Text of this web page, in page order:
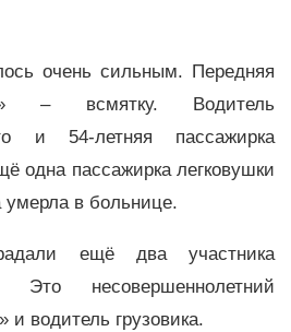
очень сильным. Передняя
– всмятку. Водитель
и 54-летняя пассажирка
одна пассажирка легковушки
в больнице.
ещё два участника
Это несовершеннолетний
и водитель грузовика.